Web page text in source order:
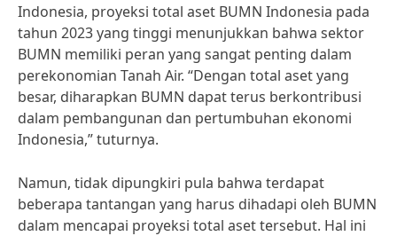
Indonesia, proyeksi total aset BUMN Indonesia pada
tahun 2023 yang tinggi menunjukkan bahwa sektor
BUMN memiliki peran yang sangat penting dalam
perekonomian Tanah Air. “Dengan total aset yang
besar, diharapkan BUMN dapat terus berkontribusi
dalam pembangunan dan pertumbuhan ekonomi
Indonesia,” tuturnya.
Namun, tidak dipungkiri pula bahwa terdapat
beberapa tantangan yang harus dihadapi oleh BUMN
dalam mencapai proyeksi total aset tersebut. Hal ini